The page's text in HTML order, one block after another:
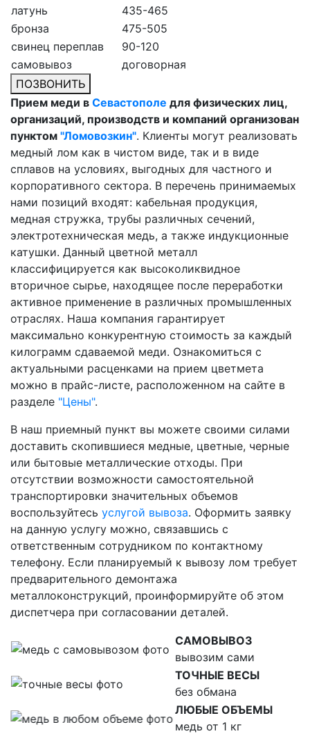
латунь
435-465
бронза
475-505
свинец переплав
90-120
самовывоз
договорная
ПОЗВОНИТЬ
Прием меди в Севастополе для физических лиц,
организаций, производств и компаний организован
пунктом "Ломовозкин". Клиенты могут реализовать
медный лом как в чистом виде, так и в виде
сплавов на условиях, выгодных для частного и
корпоративного сектора. В перечень принимаемых
нами позиций входят: кабельная продукция,
медная стружка, трубы различных сечений,
электротехническая медь, а также индукционные
катушки. Данный цветной металл
классифицируется как высоколиквидное
вторичное сырье, находящее после переработки
активное применение в различных промышленных
отраслях. Наша компания гарантирует
максимально конкурентную стоимость за каждый
килограмм сдаваемой меди. Ознакомиться с
актуальными расценками на прием цветмета
можно в прайс-листе, расположенном на сайте в
разделе "Цены".
В наш приемный пункт вы можете своими силами
доставить скопившиеся медные, цветные, черные
или бытовые металлические отходы. При
отсутствии возможности самостоятельной
транспортировки значительных объемов
воспользуйтесь услугой вывоза. Оформить заявку
на данную услугу можно, связавшись с
ответственным сотрудником по контактному
телефону. Если планируемый к вывозу лом требует
предварительного демонтажа
металлоконструкций, проинформируйте об этом
диспетчера при согласовании деталей.
САМОВЫВОЗ
вывозим сами
ТОЧНЫЕ ВЕСЫ
без обмана
ЛЮБЫЕ ОБЪЕМЫ
медь от 1 кг